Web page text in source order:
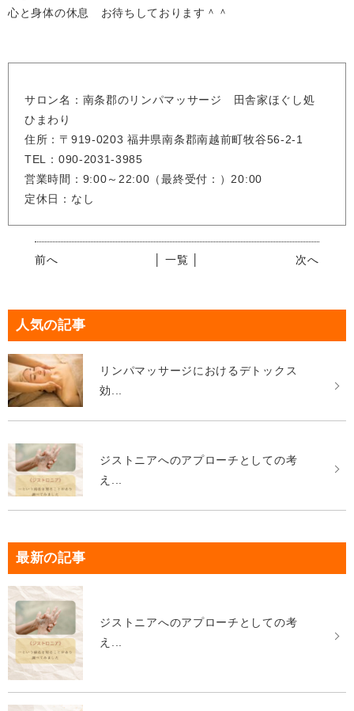
心と身体の休息 お待ちしております＾＾
サロン名：南条郡のリンパマッサージ 田舎家ほぐし処
ひまわり
住所：〒919-0203 福井県南条郡南越前町牧谷56-2-1
TEL：090-2031-3985
営業時間：9:00～22:00（最終受付：）20:00
定休日：なし
前へ 次へ
│ 一覧 │
人気の記事
リンパマッサージにおけるデトックス
効...
ジストニアへのアプローチとしての考
え...
最新の記事
ジストニアへのアプローチとしての考
え...